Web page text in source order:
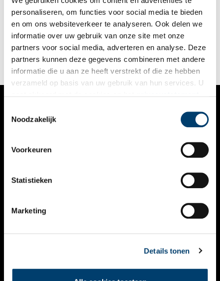
personaliseren, om functies voor social media te bieden
en om ons websiteverkeer te analyseren. Ook delen we
informatie over uw gebruik van onze site met onze
partners voor social media, adverteren en analyse. Deze
partners kunnen deze gegevens combineren met andere
informatie die u aan ze heeft verstrekt of die ze hebben
verzameld op basis van uw gebruik van hun services. U
Noodzakelijk
Voorkeuren
Statistieken
Marketing
Details tonen
Amsterdam Typography heeft een nieuwe collectie
gepubliceerd van 1500 historische foto’s met typografie uit
Amsterdam. Op amsterdamtypography.nl
kunnen bezoekers een willekeurige selectie van 24 foto’s
bekijken of de volledige collectie ontdekken via een
interactieve kaart. De foto’s bieden een uniek kijkje in de rijke
geschiedenis van de stad, vastgelegd door de lens van
typografie.
1 min
VERHALEN
KALENDER
THEMA’S
VIDEO’S
CONTACT